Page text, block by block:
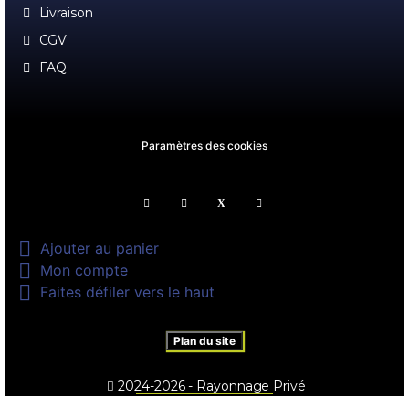
Livraison
CGV
FAQ
Paramètres des cookies
 Ajouter au panier
 Mon compte
 Faites défiler vers le haut
Plan du site
2024-2026 - Rayonnage Privé